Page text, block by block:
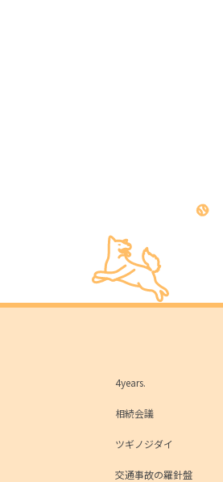
4years.
相続会議
ツギノジダイ
交通事故の羅針盤